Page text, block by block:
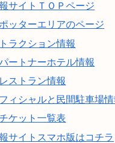
サイトＴＯＰページ
ッターエリアのページ
ラクション情報
ートナーホテル情報
ストラン情報
ィシャルと民間駐車場情
ケット一覧表
サイトスマホ版はコチラ